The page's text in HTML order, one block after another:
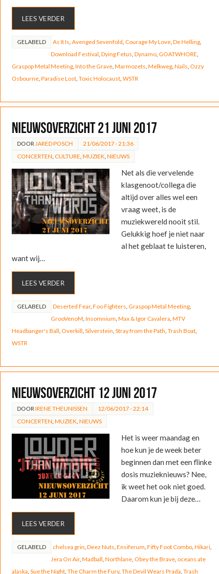
LEES VERDER
GELABELD As It Is Avenged Sevenfold Courage My Love, De Helling,
Download Festival Dying Fetus Dynamo, GOATWHORE
Graspop Metal Meeting, Into the Grave, Marmozets Melkweg, Nails Ozzy
Osbourne, Paradise Lost, Toxic Holocaust, WSTR
Nieuwsoverzicht 21 juni 2017
DOOR JARED POSCH
21/06/2017 - 21:36
CONCERTEN CULTURE MUZIEK NIEUWS
Net als die vervelende
klasgenoot/collega die
altijd over alles wel een
vraag weet, is de
muziekwereld nooit stil.
Gelukkig hoef je niet naar
al het geblaat te luisteren,
want wij…
LEES VERDER
GELABELD Deserted Fear, Foo Fighters Graspop Metal Meeting,
GrooVenoM Insomnium Max & Igor Cavalera MTV
Headbanger's Ball Overkill Silverstein Stray from the Path Trash Boat,
WSTR
Nieuwsoverzicht 12 juni 2017
DOOR IRENE THEUNISSEN
12/06/2017 - 22:14
CONCERTEN MUZIEK NIEUWS
Het is weer maandag en
hoe kun je de week beter
beginnen dan met een flinke
dosis muzieknieuws? Nee,
ik weet het ook niet goed.
Daarom kun je bij deze…
LEES VERDER
GELABELD chelsea grin Deez Nuts Ensiferum Fifty Foot Combo, Hikari,
Jera On Air, Madball Northlane, Obey the Brave, oceans ate
alaska Sue the Night, The Charm the Fury, The Devil Wears Prada Trash